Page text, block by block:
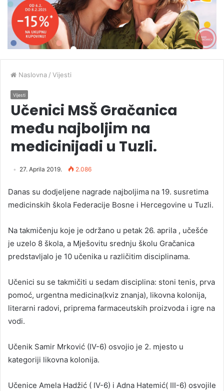
Naslovna / Vijesti
Vijesti
Učenici MSŠ Gračanica
među najboljim na
medicinijadi u Tuzli.
27. Aprila 2019. 2.086
Danas su dodjeljene nagrade najboljima na 19. susretima
medicinskih škola Federacije Bosne i Hercegovine u Tuzli.
Na takmičenju koje je održano u petak 26. aprila , učešće
je uzelo 8 škola, a Mješovitu srednju školu Gračanica
predstavljalo je 10 učenika u različitim disciplinama.
Učenici su se takmičiti u sedam disciplina: stoni tenis, prva
pomoć, urgentna medicina(kviz znanja), likovna kolonija,
literarni radovi, priprema farmaceutskih proizvoda i igre na
vodi.
Učenik Samir Mrković (IV-6) osvojio je 2. mjesto u
kategoriji likovna kolonija.
Učenice Amela Hadžić ( IV-6) i Adna Hatemić( III-6) osvojile